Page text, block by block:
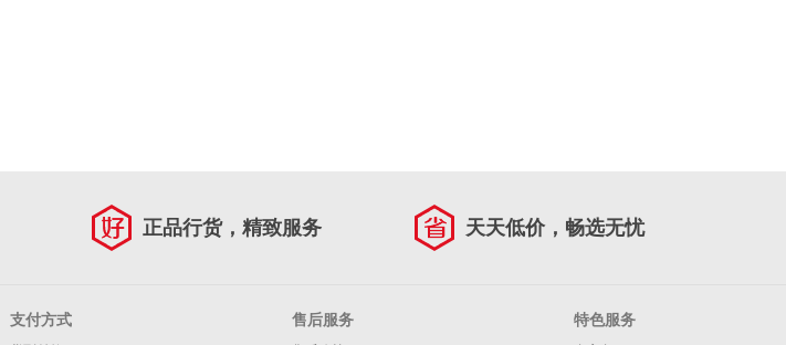
正品行货，精致服务 天天低价，畅选无忧
支付方式 售后服务 特色服务